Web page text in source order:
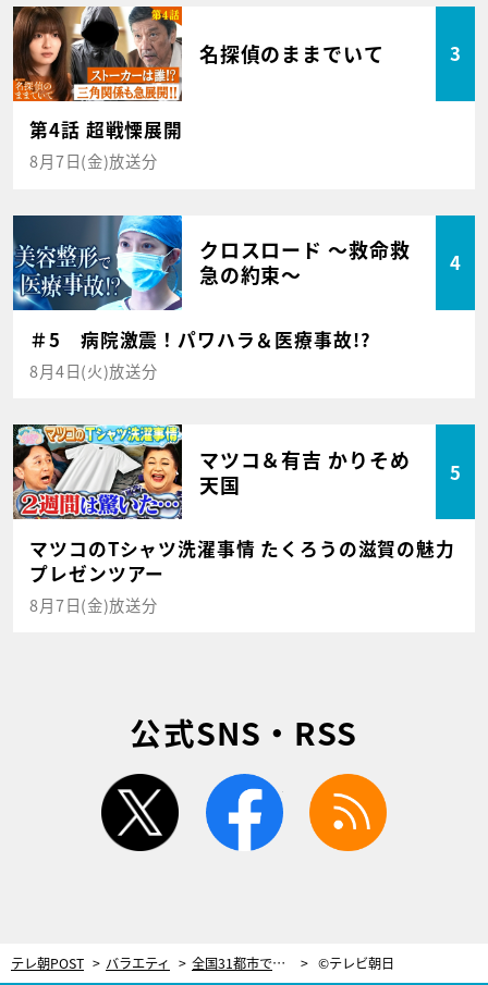
名探偵のままでいて 3
第4話 超戦慄展開
8月7日(金)放送分
クロスロード ～救命救
急の約束～
4
＃5 病院激震！パワハラ＆医療事故!?
8月4日(火)放送分
マツコ＆有吉 かりそめ
天国
5
マツコのTシャツ洗濯事情 たくろうの滋賀の魅力
プレゼンツアー
8月7日(金)放送分
公式SNS・RSS
twitter facebook
テレ朝POST バラエティ 全国31都市でテレ朝アナが“歌うま”発掘！愛媛県8歳の歌声にスタジオざわめく ©テレビ朝日